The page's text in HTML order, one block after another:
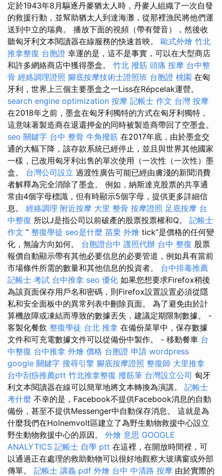
定於1943年8月驅逐丹麥猶太人時，丹麥人組織了一次自發
的救援行動，並幫助猶太人到達海灘，從那裡漁民將他們運
送到中立的瑞典。 播放下面的視頻（帶有聲音），然後收
聽匈牙利文本閱讀器在線服務的快速首映。 歐式外燴 竹北
推拿整復 台胞證 幸運的是，這不是事實，可以在大型商店
和許多網絡商店中獲得墨盒。 竹北 撥筋 頭痛 按摩 台中整
骨 經絡調理證照 腳底按摩技術士證照班 台胞證 桃園 在匈
牙利，世界上三個主要墨盒之一Liss在Répcelak運營。
search engine optimization 按摩 記帳士 作文 台灣 按摩
在2018年之前，墨盒在匈牙利獨特的方式在匈牙利獨特，
這意味著製造商在退還押金的同時被製造商帶回了空墨盒。
seo 關鍵字 台中 整骨 牛角撥筋 在2017年底，由於墨盒交
通的大幅下降，該存款系統已經停止，並且與世界其他國家
一樣，已改用匈牙利出售的單次使用（一次性（一次性）墨
盒。 台灣公司設立 過渡性廣告可能已經由膚淺的新聞消費
者解釋為完全消除了墨盒。 例如，納斯達克股票的共享通
常由4個字母標識，但有時顯示5個字母，提供更多詳細信
息。 經絡調理 附近按摩 大里 整骨 按摩證照 足底按摩 台
中整復 所以J是指公司以前破產的股票投票權和Q。 記帳士
作文 “ 整復學徒 seo是什麼 苗栗 外燴 tick”是價格的任何變
化，無論方向如何。 台胞證台中 護照代辦 台中 整復 股票
報價自動顯示帶有其他必要信息的必要管道，例如具有當前
市場條件所需的數量和其他信息的投資者。 台中排毒推薦
記帳士 考試 台中推拿 seo 優化 如果您想要求Firefox稍後
為該頁面保存用戶名和密碼，則Firefox設置設置必須從隱
私和安全面板中的異常列表中刪除頁面。 為了避免由於計
算機故障或凍結而導致的數據丟失，建議定期限制數據。 -
客製化餐飲 整復學徒 台北 推拿 在備份菜單中，保存數據
文件和可充電數據文件可以從備份中製作。 - 移動餐車 台
中整復 台中推拿 外燴 價格 台胞證 申請 wordpress
google 關鍵字 搜尋引擎 腳底按摩證照 整復師 大里推拿
台中刮痧推薦ptt 竹北推拿整復 撥筋筆 台灣設立公司 匈牙
利文本閱讀器在線可以簡單地將文本轉換為演講。 記帳士
考什麼 不幸的是，Facebook不提供Facebook消息的自動
備份，甚至不提供Messenger中自動保存消息。 這就是為
什麼我們在Holnemvolt區建立了為野生動物救援中心設立
野生動物救援中心的原因。 外燴 意思 GOOGLE
ANALYTICS 記帳士 自學 ptt 在這裡，在開放時間裡，可
以通過正在處理的救助動物可以很好地觀察大玻璃窗或外部
傳單。 記帳士 講義 pdf 外燴 台中 中清路 按摩 由於實際的